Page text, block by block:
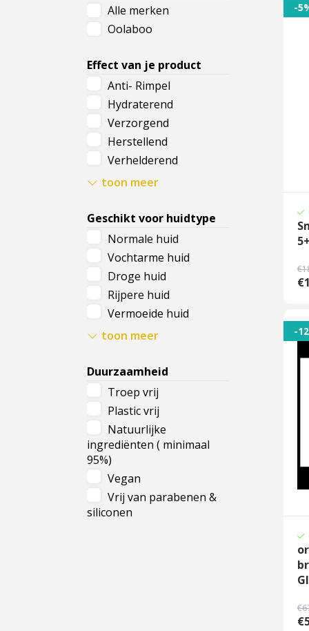
Cadeau
Travel size producten
Nieuwe Striplac 2025
Schrijf je nu in voor Beauty News
Alle merken
Oolaboo
Effect van je product
Anti- Rimpel
Hydraterend
Verzorgend
Herstellend
Verhelderend
Voedend
toon meer
Geschikt voor huidtype
Normale huid
Vochtarme huid
Droge huid
Rijpere huid
Vermoeide huid
Stralende huid
toon meer
Duurzaamheid
Troep vrij
Plastic vrij
Natuurlijke
ingrediënten ( minimaal
95%)
Vegan
Vrij van parabenen &
siliconen
-
5+
-